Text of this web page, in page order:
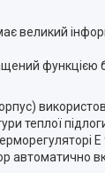
великий
функцією
теплої